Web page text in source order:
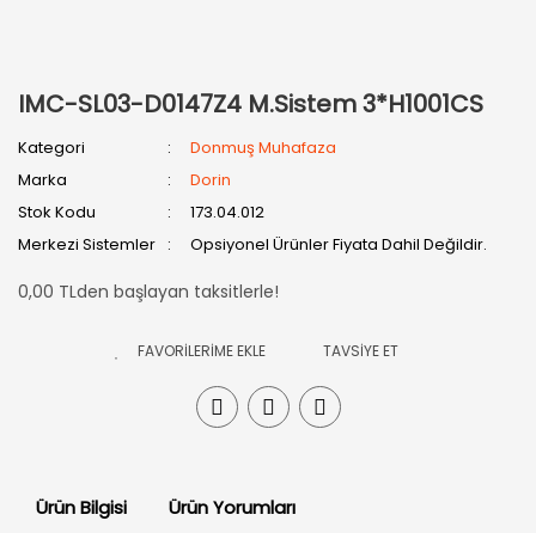
IMC-SL03-D0147Z4 M.Sistem 3*H1001CS
Kategori
Donmuş Muhafaza
Marka
Dorin
Stok Kodu
173.04.012
Merkezi Sistemler
Opsiyonel Ürünler Fiyata Dahil Değildir.
0,00 TLden başlayan taksitlerle!
TAVSİYE ET
Ürün Bilgisi Ürün Yorumları